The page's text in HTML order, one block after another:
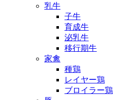
乳牛
子牛
育成牛
泌乳牛
移行期牛
家禽
種鶏
レイヤー鶏
ブロイラー鶏